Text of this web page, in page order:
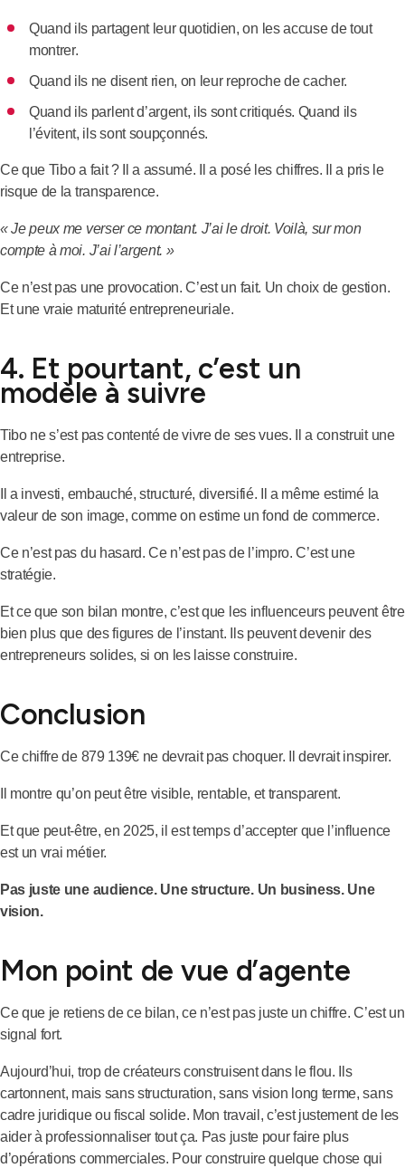
Quand ils partagent leur quotidien, on les accuse de tout
montrer.
Quand ils ne disent rien, on leur reproche de cacher.
Quand ils parlent d’argent, ils sont critiqués. Quand ils
l’évitent, ils sont soupçonnés.
Ce que Tibo a fait ? Il a assumé. Il a posé les chiffres. Il a pris le
risque de la transparence.
« Je peux me verser ce montant. J’ai le droit. Voilà, sur mon
compte à moi. J’ai l’argent. »
Ce n’est pas une provocation. C’est un fait. Un choix de gestion.
Et une vraie maturité entrepreneuriale.
4. Et pourtant, c’est un
modèle à suivre
Tibo ne s’est pas contenté de vivre de ses vues. Il a construit une
entreprise.
Il a investi, embauché, structuré, diversifié. Il a même estimé la
valeur de son image, comme on estime un fond de commerce.
Ce n’est pas du hasard. Ce n’est pas de l’impro. C’est une
stratégie.
Et ce que son bilan montre, c’est que les influenceurs peuvent être
bien plus que des figures de l’instant. Ils peuvent devenir des
entrepreneurs solides, si on les laisse construire.
Conclusion
Ce chiffre de 879 139€ ne devrait pas choquer. Il devrait inspirer.
Il montre qu’on peut être visible, rentable, et transparent.
Et que peut-être, en 2025, il est temps d’accepter que l’influence
est un vrai métier.
Pas juste une audience. Une structure. Un business. Une
vision.
Mon point de vue d’agente
Ce que je retiens de ce bilan, ce n’est pas juste un chiffre. C’est un
signal fort.
Aujourd’hui, trop de créateurs construisent dans le flou. Ils
cartonnent, mais sans structuration, sans vision long terme, sans
cadre juridique ou fiscal solide. Mon travail, c’est justement de les
aider à professionnaliser tout ça. Pas juste pour faire plus
d’opérations commerciales. Pour construire quelque chose qui